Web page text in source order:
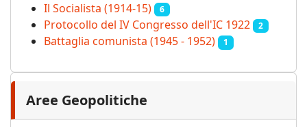
Il Socialista (1914‑15) 6
Protocollo del IV Congresso dell'IC 1922 2
Battaglia comunista (1945 - 1952) 1
Aree Geopolitiche